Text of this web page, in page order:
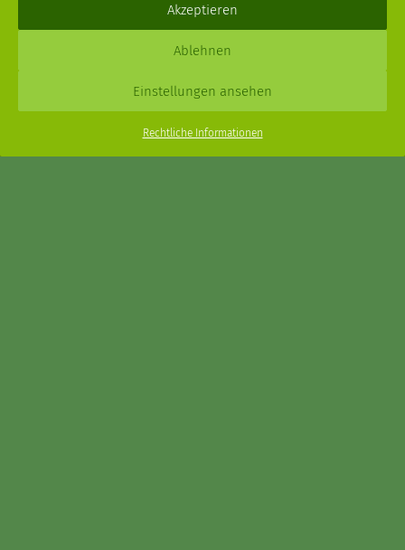
Akzeptieren
Ablehnen
Einstellungen ansehen
Rechtliche Informationen
Menu
XPDT : Marken & Kommunikation